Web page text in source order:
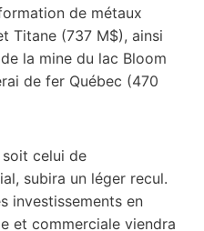
de métaux
Titane (737 M$), ainsi
la mine du lac Bloom
de fer Québec (470
celui de
subira un léger recul.
investissements en
et commerciale viendra